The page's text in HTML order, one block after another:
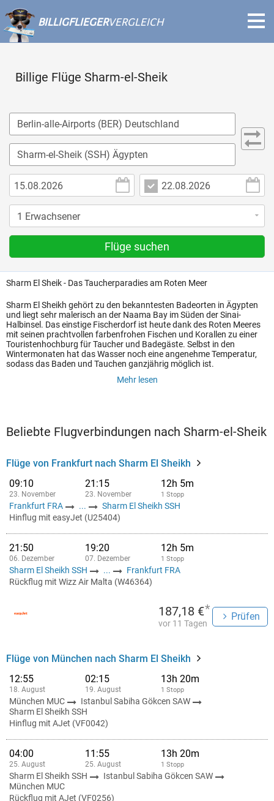
BILLIGFLIEGERVERGLEICH
Billige Flüge Sharm-el-Sheik
Flüge suchen
Sharm El Sheik - Das Taucherparadies am Roten Meer
Sharm El Sheikh gehört zu den bekanntesten Badeorten in Ägypten
und liegt sehr malerisch an der Naama Bay im Süden der Sinai-
Halbinsel. Das einstige Fischerdorf ist heute dank des Roten Meeres
mit seinen prachtvollen farbenfrohen Fischen und Korallen zu einer
Touristenhochburg für Taucher und Badegäste. Selbst in den
Wintermonaten hat das Wasser noch eine angenehme Temperatur,
sodass das Baden und Tauchen ganzjährig möglich ist.
Mehr lesen
Beliebte Flugverbindungen nach Sharm-el-Sheik
Flüge von Frankfurt nach Sharm El Sheikh
09:10
23. November
21:15
23. November
12h 5m
1 Stopp
Frankfurt FRA ...
Sharm El Sheikh SSH
Hinflug mit easyJet (U25404)
21:50
06. Dezember
19:20
07. Dezember
12h 5m
1 Stopp
Sharm El Sheikh SSH ...
Frankfurt FRA
Rückflug mit Wizz Air Malta (W46364)
187,18 €*
vor 11 Tagen
Prüfen
Flüge von München nach Sharm El Sheikh
12:55
18. August
02:15
19. August
13h 20m
1 Stopp
München MUC
Istanbul Sabiha Gökcen SAW
Sharm El Sheikh SSH
Hinflug mit AJet (VF0042)
04:00
25. August
11:55
25. August
13h 20m
1 Stopp
Sharm El Sheikh SSH
Istanbul Sabiha Gökcen SAW
München MUC
Rückflug mit AJet (VF0256)